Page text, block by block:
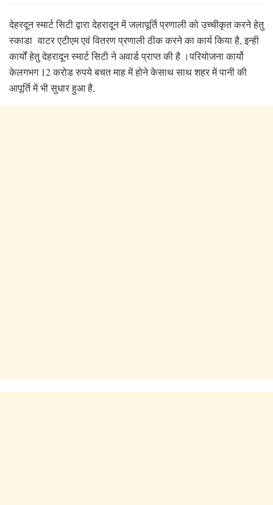
देहरदून स्मार्ट सिटी द्वारा देहरादून में जलापूर्ति प्रणाली को उच्चीकृत करने हेतु
स्काडा वाटर एटीएम एवं वितरण प्रणाली ठीक करने का कार्य किया है, इन्ही
कार्यों हेतु देहरादून स्मार्ट सिटी ने अवार्ड प्राप्त की है ।परियोजना कार्यो
केलगभग 12 करोड रुपये बचत माह में होने केसाथ साथ शहर में पानी की
आपूर्ति में भी सुधार हुआ है,